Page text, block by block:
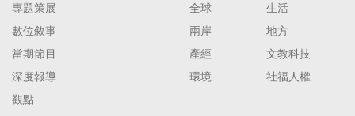
專題策展
數位敘事
當期節目
深度報導
觀點
全球
生活
兩岸
地方
產經
文教科技
環境
社福人權